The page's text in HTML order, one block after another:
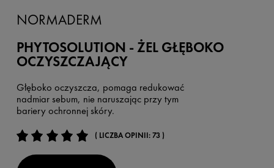
NORMADERM
PHYTOSOLUTION - ŻEL GŁĘBOKO
OCZYSZCZAJĄCY
Głęboko oczyszcza, pomaga redukować
nadmiar sebum, nie naruszając przy tym
bariery ochronnej skóry.
( LICZBA OPINII: 73 )